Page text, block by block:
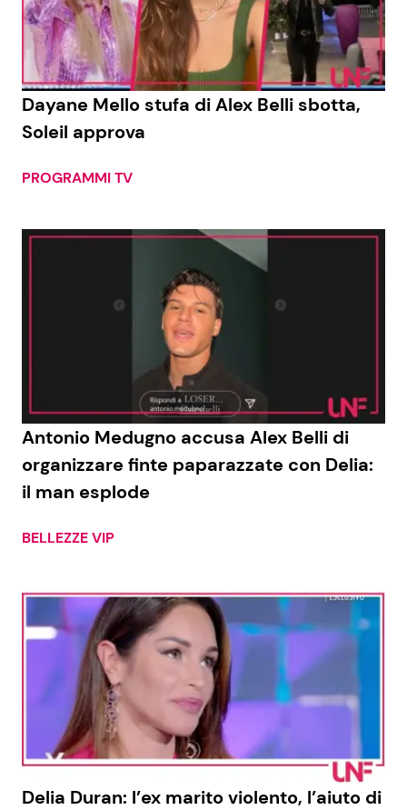
Economia
Persone Scomparse
Politica
Fiction e Serie TV
Programmi TV
ShowBiz
News Spettacolo
Social News
News dal mondo
Benessere
Casa
Moda e Style
Mondo Mamma
News benessere
Viaggi e Turismo
Festività
Cucina e Ricette
Le Ricette in TV
Primi Piatti
Ricette Facili e Veloci
Ricette Feste
Ricette per Bambini
Dayane Mello stufa di Alex Belli sbotta,
Soleil approva
PROGRAMMI TV
Antonio Medugno accusa Alex Belli di
organizzare finte paparazzate con Delia:
il man esplode
BELLEZZE VIP
Delia Duran: l’ex marito violento, l’aiuto di